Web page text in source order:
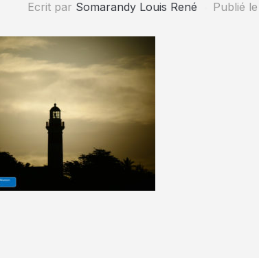
Ecrit par Somarandy Louis René Publié le